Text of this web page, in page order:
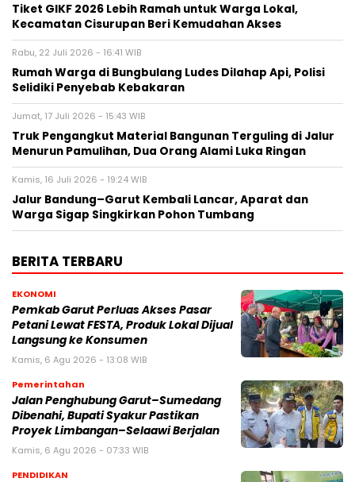
Tiket GIKF 2026 Lebih Ramah untuk Warga Lokal,
Kecamatan Cisurupan Beri Kemudahan Akses
Rabu, 22 Juli 2026 - 16:41 WIB
Rumah Warga di Bungbulang Ludes Dilahap Api, Polisi
Selidiki Penyebab Kebakaran
Jumat, 17 Juli 2026 - 15:43 WIB
Truk Pengangkut Material Bangunan Terguling di Jalur
Menurun Pamulihan, Dua Orang Alami Luka Ringan
Kamis, 16 Juli 2026 - 19:24 WIB
Jalur Bandung–Garut Kembali Lancar, Aparat dan
Warga Sigap Singkirkan Pohon Tumbang
BERITA TERBARU
EKONOMI
Pemkab Garut Perluas Akses Pasar
Petani Lewat FESTA, Produk Lokal Dijual
Langsung ke Konsumen
Kamis, 6 Agu 2026 - 13:08 WIB
Pemerintahan
Jalan Penghubung Garut–Sumedang
Dibenahi, Bupati Syakur Pastikan
Proyek Limbangan–Selaawi Berjalan
Kamis, 6 Agu 2026 - 07:33 WIB
PENDIDIKAN